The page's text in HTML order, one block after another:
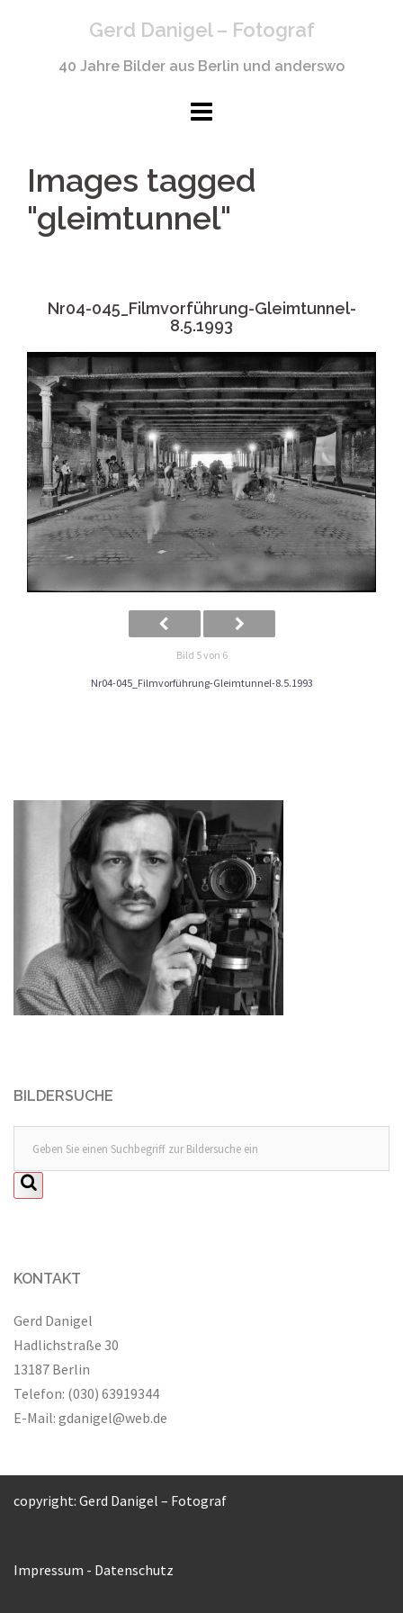
Gerd Danigel – Fotograf
40 Jahre Bilder aus Berlin und anderswo
Images tagged
"gleimtunnel"
Nr04-045_Filmvorführung-Gleimtunnel-
8.5.1993
Bild 5 von 6
Nr04-045_Filmvorführung-Gleimtunnel-8.5.1993
BILDERSUCHE
KONTAKT
Gerd Danigel
Hadlichstraße 30
13187 Berlin
Telefon: (030) 63919344
E-Mail: gdanigel@web.de
copyright: Gerd Danigel – Fotograf
Impressum - Datenschutz